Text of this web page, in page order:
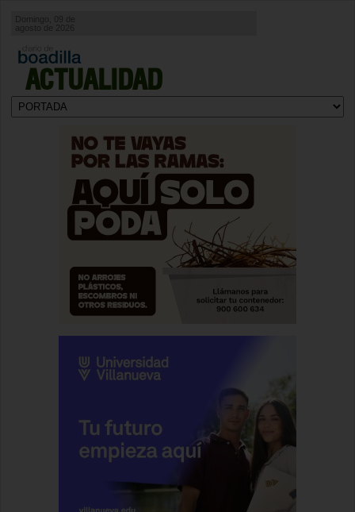
ACTUALIDAD
Domingo, 09 de
agosto de 2026